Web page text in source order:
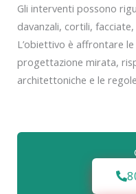
Gli interventi possono
davanzali, cortili,
L’obiettivo è affrontare
progettazione mirata,
architettoniche e le